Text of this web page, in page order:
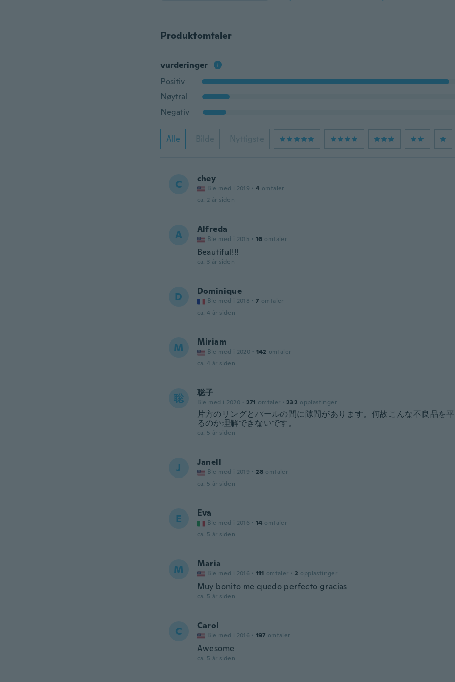
Produktomtaler
vurderinger
Positiv
Nøytral
Negativ
Alle Bilde Nyttigste
C chey
Ble med i 2019 · 4 omtaler
ca. 2 år siden
A Alfreda
Ble med i 2015 · 16 omtaler
Beautiful!!!
ca. 3 år siden
D Dominique
Ble med i 2018 · 7 omtaler
ca. 4 år siden
M Miriam
Ble med i 2020 · 142 omtaler
ca. 4 år siden
聡 聡子
Ble med i 2020 · 271 omtaler · 232 opplastinger
片方のリングとパールの間に隙間があります。何故こんな不良品を
るのか理解できないです。
ca. 5 år siden
J Janell
Ble med i 2019 · 28 omtaler
ca. 5 år siden
E Eva
Ble med i 2016 · 14 omtaler
ca. 5 år siden
M Maria
Ble med i 2016 · 111 omtaler · 2 opplastinger
Muy bonito me quedo perfecto gracias
ca. 5 år siden
C Carol
Ble med i 2016 · 197 omtaler
Awesome
ca. 5 år siden